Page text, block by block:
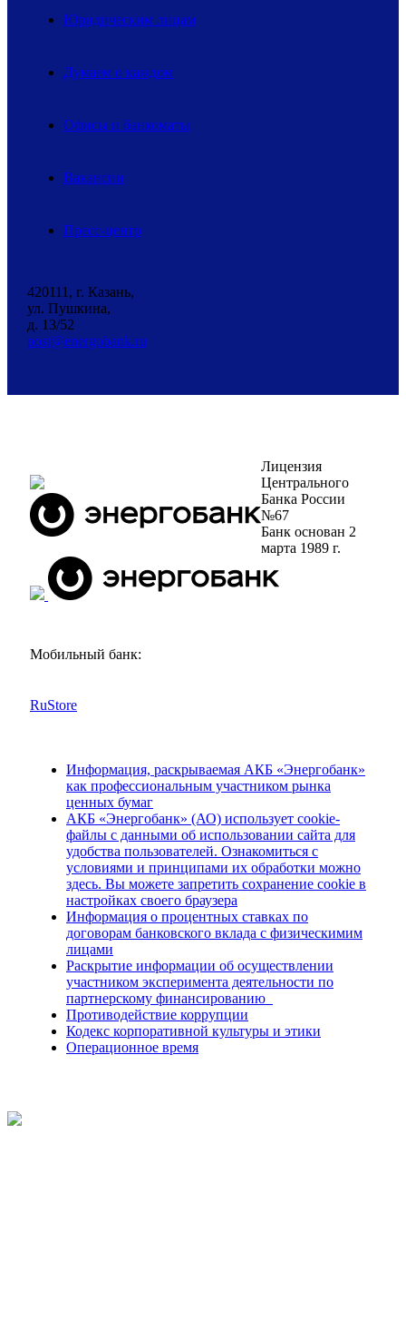
Юридическим лицам
Думаем о каждом
Офисы и банкоматы
Вакансии
Пресс-центр
420111, г. Казань,
ул. Пушкина,
д. 13/52
post@energobank.ru
Лицензия
Центрального
Банка России
№67
Банк основан 2
марта 1989 г.
Мобильный банк:
RuStore
Информация, раскрываемая АКБ «Энергобанк»
как профессиональным участником рынка
ценных бумаг
АКБ «Энергобанк» (АО) использует cookie-
файлы с данными об использовании сайта для
удобства пользователей. Ознакомиться с
условиями и принципами их обработки можно
здесь. Вы можете запретить сохранение cookie в
настройках своего браузера
Информация о процентных ставках по
договорам банковского вклада с физическимим
лицами
Раскрытие информации об осуществлении
участником эксперимента деятельности по
партнерскому финансированию
Противодействие коррупции
Кодекс корпоративной культуры и этики
Операционное время